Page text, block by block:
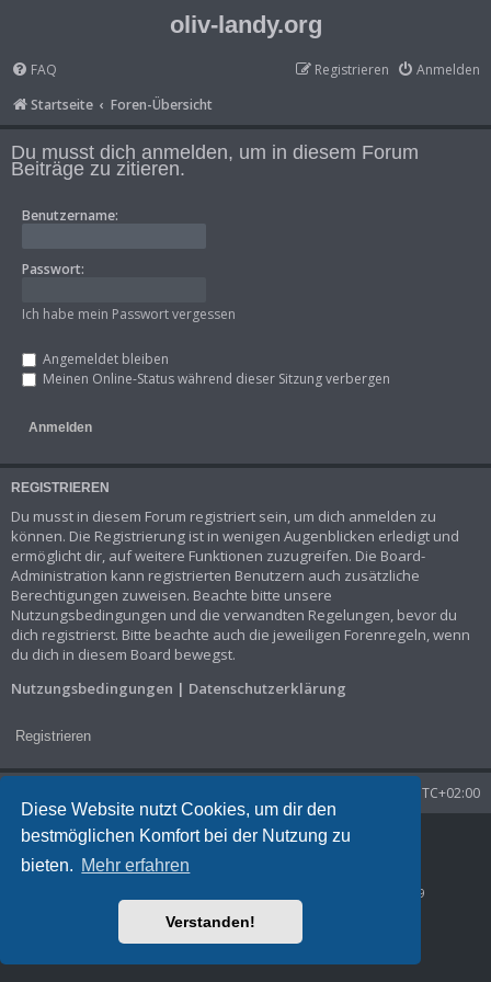
Diese Website nutzt Cookies, um dir den
bestmöglichen Komfort bei der Nutzung zu
bieten. Mehr erfahren
Verstanden!
oliv-landy.org
FAQ Anmelden
Registrieren
Startseite
Foren-Übersicht
Du musst dich anmelden, um in diesem Forum
Beiträge zu zitieren.
Benutzername:
Passwort:
Ich habe mein Passwort vergessen
Angemeldet bleiben
Meinen Online-Status während dieser Sitzung verbergen
REGISTRIEREN
Du musst in diesem Forum registriert sein, um dich anmelden zu
können. Die Registrierung ist in wenigen Augenblicken erledigt und
ermöglicht dir, auf weitere Funktionen zuzugreifen. Die Board-
Administration kann registrierten Benutzern auch zusätzliche
Berechtigungen zuweisen. Beachte bitte unsere
Nutzungsbedingungen und die verwandten Regelungen, bevor du
dich registrierst. Bitte beachte auch die jeweiligen Forenregeln, wenn
du dich in diesem Board bewegst.
Nutzungsbedingungen | Datenschutzerklärung
Registrieren
UTC+02:00
Powered byphpBB ® Forum Software © phpBB Limited
Datenschutz
Queries: 9